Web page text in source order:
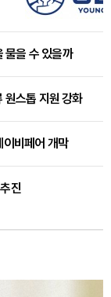
물을 수 있을까
원스톱 지원 강화
비페어 개막
진